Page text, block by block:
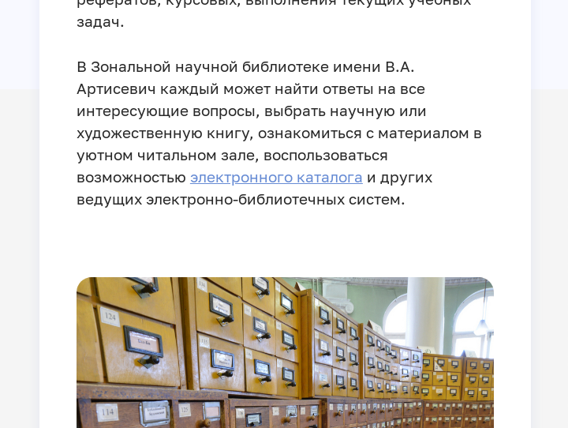
задач.
В Зональной научной библиотеке имени В.А.
Артисевич каждый может найти ответы на все
интересующие вопросы, выбрать научную или
художественную книгу, ознакомиться с материалом в
уютном читальном зале, воспользоваться
возможностью электронного каталога и других
ведущих электронно-библиотечных систем.